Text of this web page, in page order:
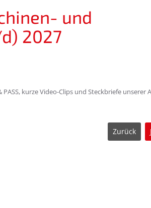
und
2027
kurze Video-Clips und Steckbriefe unserer
Zurück